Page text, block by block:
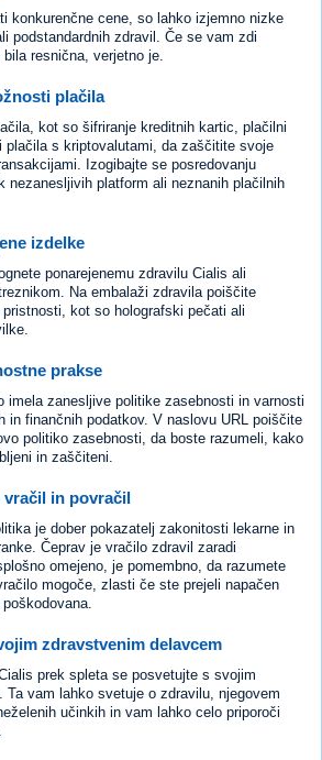
konkurenčne cene, so lahko izjemno nizke
podstandardnih zdravil. Če se vam zdi
resnična, verjetno je.
plačila
kot so šifriranje kreditnih kartic, plačilni
plačila s kriptovalutami, da zaščitite svoje
Izogibajte se posredovanju
nezanesljivih platform ali neznanih plačilnih
izdelke
ponarejenemu zdravilu Cialis ali
Na embalaži zdravila poiščite
kot so holografski pečati ali
prakse
imela zanesljive politike zasebnosti in varnosti
in finančnih podatkov. V naslovu URL poiščite
politiko zasebnosti, da boste razumeli, kako
in zaščiteni.
in povračil
je dober pokazatelj zakonitosti lekarne in
Čeprav je vračilo zdravil zaradi
omejeno, je pomembno, da razumete
mogoče, zlasti če ste prejeli napačen
zdravstvenim delavcem
prek spleta se posvetujte s svojim
Ta vam lahko svetuje o zdravilu, njegovem
učinkih in vam lahko celo priporoči